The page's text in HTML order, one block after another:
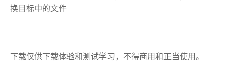
换目标中的文件
下载仅供下载体验和测试学习，不得商用和正当使用。